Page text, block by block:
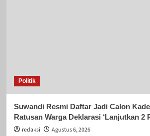
Politik
Suwandi Resmi Daftar Jadi Calon
Ratusan Warga Deklarasi ‘Lanjutkan 2
redaksi
Agustus 6, 2026